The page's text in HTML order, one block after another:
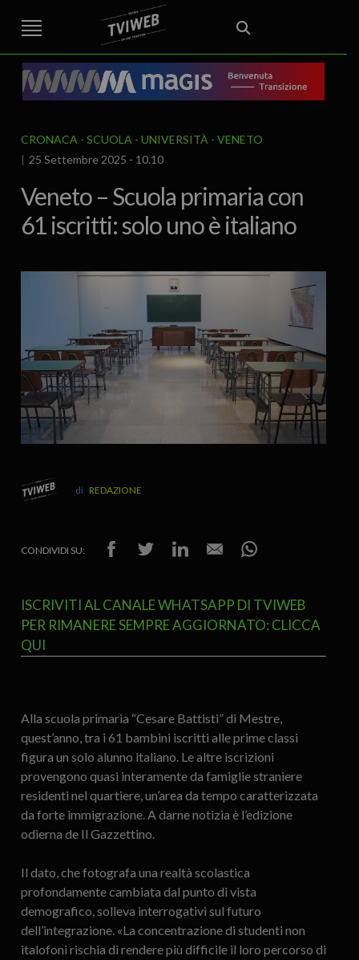
STREET TG CRONACA VENETO
VICENZA E PROVINCIA
AREA BERICA
ECONOMIA ATTUALITA’ POLITICA
EDITORIALE ITALIA E MONDO CURIOSITÀ – LIFESTYLE
CULTURA ARTE
SPORT
IL GRAFFIO FOOD & DRINK
CRONACA SCUOLA - UNIVERSITÀ
VENETO
25 Settembre 2025 - 10.10
Veneto – Scuola primaria con
61 iscritti: solo uno è italiano
REDAZIONE
CONDIVIDI SU:
ISCRIVITI AL CANALE WHATSAPP DI TVIWEB
PER RIMANERE SEMPRE AGGIORNATO: CLICCA
QUI
Alla scuola primaria “Cesare Battisti” di Mestre,
quest’anno, tra i 61 bambini iscritti alle prime classi
figura un solo alunno italiano. Le altre iscrizioni
provengono quasi interamente da famiglie straniere
residenti nel quartiere, un’area da tempo caratterizzata
da forte immigrazione. A darne notizia è l’edizione
odierna de Il Gazzettino.
Il dato, che fotografa una realtà scolastica
profondamente cambiata dal punto di vista
demografico, solleva interrogativi sul futuro
dell’integrazione. «La concentrazione di studenti non
italofoni rischia di rendere più difficile il loro percorso di